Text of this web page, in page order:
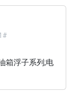
箱浮子系列;电